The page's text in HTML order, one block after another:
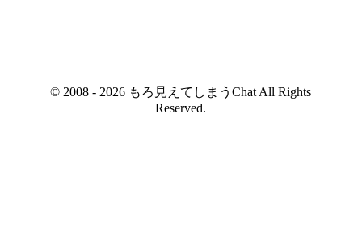
© 2008 - 2026 もろ見えてしまうChat All Rights
Reserved.